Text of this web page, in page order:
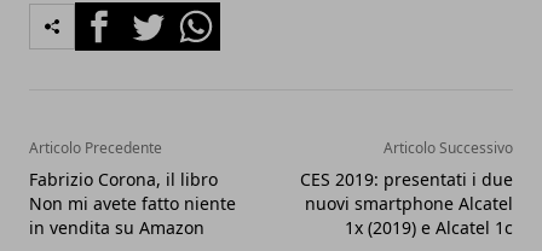
FacebookTwitterWhatsapp
Articolo Precedente
Fabrizio Corona, il libro
Non mi avete fatto niente
in vendita su Amazon
Articolo Successivo
CES 2019: presentati i due
nuovi smartphone Alcatel
1x (2019) e Alcatel 1c